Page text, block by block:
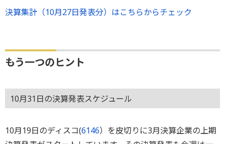
決算集計（10月27日発表分）はこちらからチェック
もう一つのヒント
10月31日の決算発表スケジュール
10月19日のディスコ(6146）を皮切りに3月決算企業の上期